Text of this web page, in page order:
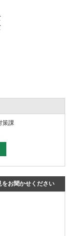
策課
をお聞かせください